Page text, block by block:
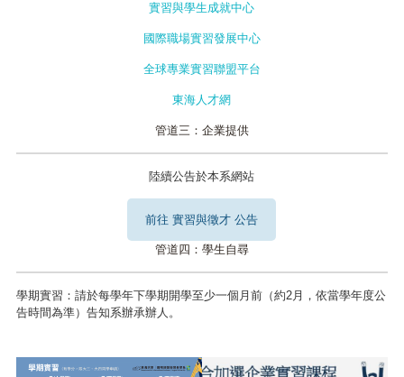
實習與學生成就中心
國際職場實習發展中心
全球專業實習聯盟平台
東海人才網
管道三：企業提供
陸續公告於本系網站
前往 實習與徵才 公告
管道四：學生自尋
學期實習 ：請於每學年下學期開學至少一個月前（約2月，依當學年度公
告時間為準）告知系辦承辦人。